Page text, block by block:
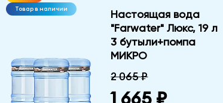
Товар в наличии
Настоящая вода
"Farwater" Люкс, 19 л
3 бутыли+помпа
МИКРО
2 065 ₽
1 665 ₽